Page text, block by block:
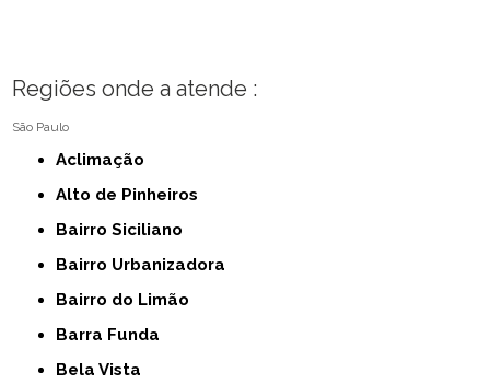
Regiões onde a atende :
São Paulo
Aclimação
Alto de Pinheiros
Bairro Siciliano
Bairro Urbanizadora
Bairro do Limão
Barra Funda
Bela Vista